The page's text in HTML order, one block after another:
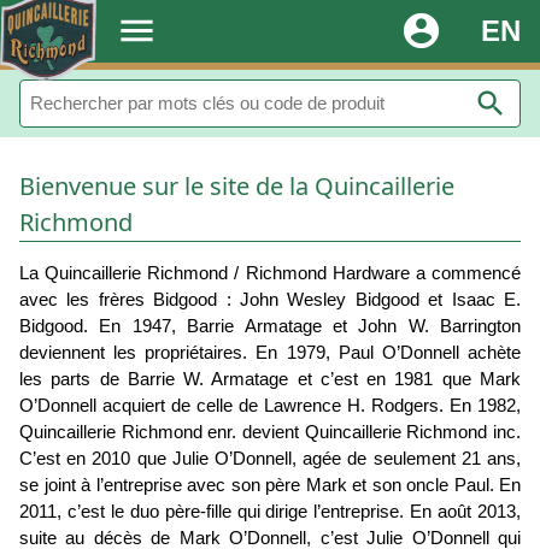
. menu EN
account_circle
search
Bienvenue sur le site de la Quincaillerie
Richmond
La Quincaillerie Richmond / Richmond Hardware a commencé
avec les frères Bidgood : John Wesley Bidgood et Isaac E.
Bidgood. En 1947, Barrie Armatage et John W. Barrington
deviennent les propriétaires. En 1979, Paul O’Donnell achète
les parts de Barrie W. Armatage et c’est en 1981 que Mark
O’Donnell acquiert de celle de Lawrence H. Rodgers. En 1982,
Quincaillerie Richmond enr. devient Quincaillerie Richmond inc.
C’est en 2010 que Julie O’Donnell, agée de seulement 21 ans,
se joint à l’entreprise avec son père Mark et son oncle Paul. En
2011, c’est le duo père-fille qui dirige l’entreprise. En août 2013,
suite au décès de Mark O’Donnell, c’est Julie O’Donnell qui